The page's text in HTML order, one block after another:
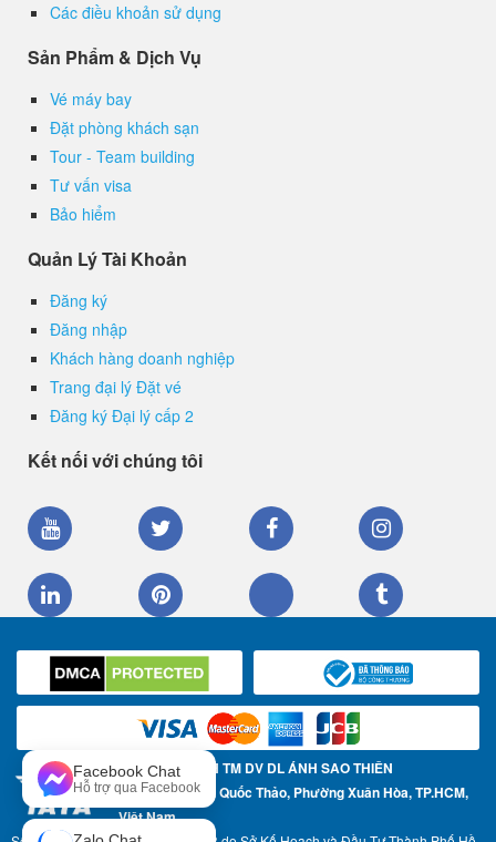
Các điều khoản sử dụng
Sản Phẩm & Dịch Vụ
Vé máy bay
Đặt phòng khách sạn
Tour - Team building
Tư vấn visa
Bảo hiểm
Quản Lý Tài Khoản
Đăng ký
Đăng nhập
Khách hàng doanh nghiệp
Trang đại lý Đặt vé
Đăng ký Đại lý cấp 2
Kết nối với chúng tôi
CÔNG TY TNHH TM DV DL ÁNH SAO THIÊN
Địa chỉ: 57 Trần Quốc Thảo, Phường Xuân Hòa, TP.HCM,
Việt Nam
Facebook Chat
Hỗ trợ qua Facebook